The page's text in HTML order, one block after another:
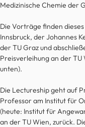
Medizinische Chemie der
Die Vorträge finden
Innsbruck, der Johannes
der TU Graz und
Preisverleihung an der TU
unten).
Die Lectureship geht auf
Professor am Institut für
(heute: Institut für
an der TU Wien, zurück.